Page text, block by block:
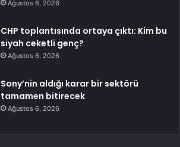
Ağustos 6, 2026
CHP toplantısında ortaya çıktı: Kim bu
siyah ceketli genç?
Ağustos 6, 2026
Sony’nin aldığı karar bir sektörü
tamamen bitirecek
Ağustos 6, 2026